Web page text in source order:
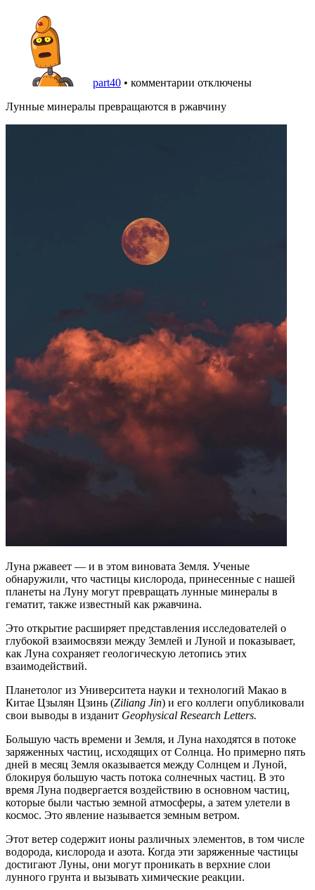
part40 • комментарии отключены
Лунные минералы превращаются в ржавчину
Луна ржавеет — и в этом виновата Земля. Ученые
обнаружили, что частицы кислорода, принесенные с нашей
планеты на Луну могут превращать лунные минералы в
гематит, также известный как ржавчина.
Это открытие расширяет представления исследователей о
глубокой взаимосвязи между Землей и Луной и показывает,
как Луна сохраняет геологическую летопись этих
взаимодействий.
Планетолог из Университета науки и технологий Макао в
Китае Цзылян Цзинь (Ziliang Jin) и его коллеги опубликовали
свои выводы в изданит Geophysical Research Letters.
Большую часть времени и Земля, и Луна находятся в потоке
заряженных частиц, исходящих от Солнца. Но примерно пять
дней в месяц Земля оказывается между Солнцем и Луной,
блокируя большую часть потока солнечных частиц. В это
время Луна подвергается воздействию в основном частиц,
которые были частью земной атмосферы, а затем улетели в
космос. Это явление называется земным ветром.
Этот ветер содержит ионы различных элементов, в том числе
водорода, кислорода и азота. Когда эти заряженные частицы
достигают Луны, они могут проникать в верхние слои
лунного грунта и вызывать химические реакции.